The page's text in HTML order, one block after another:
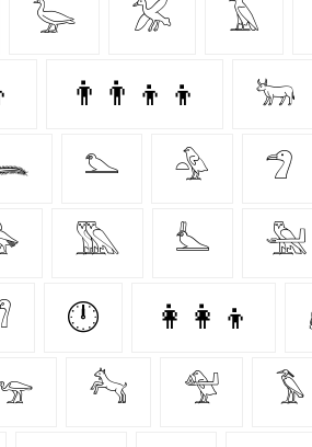
𓅬 𓅮 𓄿
👨‍👨‍👦‍👦 𓃒
𓅌 𓅲 𓅿
𓅔 𓅏 𓅖
🕛 👩‍👩‍👦
𓃚 𓅵 𓅣